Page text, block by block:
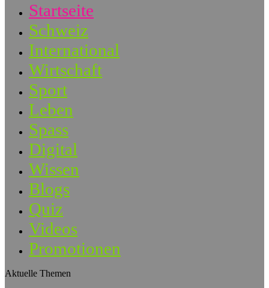
Startseite
Schweiz
International
Wirtschaft
Sport
Leben
Spass
Digital
Wissen
Blogs
Quiz
Videos
Promotionen
Aktuelle Themen